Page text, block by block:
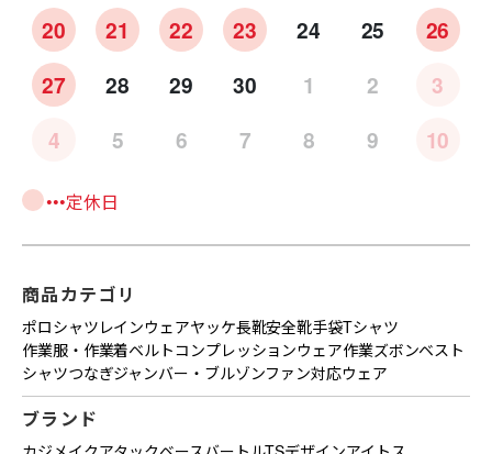
20
21 22 23 24 25
26
27
28 29 30 1 2
3
4
5 6 7 8 9 10
•••定休日
商品カテゴリ
ポロシャツ レインウェアヤッケ長靴安全靴手袋Tシャツ
作業服・作業着ベルトコンプレッションウェア作業ズボンベスト
シャツつなぎジャンバー・ブルゾンファン対応ウェア
ブランド